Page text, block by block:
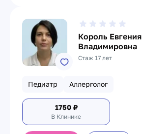
Король Евгения
Владимировна
Стаж 17 лет
Педиатр Аллерголог
1750₽
В Клинике